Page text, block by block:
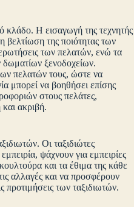
κλάδο. Η εισαγωγή της τεχνητής
βελτίωση της ποιότητας των
των πελατών, ενώ τα
ξενοδοχείων.
πελατών τους, ώστε να
μπορεί να βοηθήσει επίσης
στους πελάτες,
και ακριβή.
Οι ταξιδιώτες
ψάχνουν για εμπειρίες
και τα έθιμα της κάθε
αλλαγές και να προσφέρουν
προτιμήσεις των ταξιδιωτών.